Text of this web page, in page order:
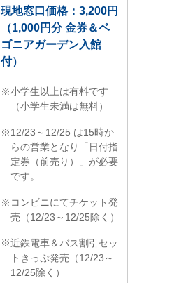
現地窓口価格：3,200円
（1,000円分 金券＆ベ
ゴニアガーデン入館
付）
小学生以上は有料です
（小学生未満は無料）
12/23～12/25 は15時か
らの営業となり「日付指
定券（前売り）」が必要
です。
コンビニにてチケット発
売（12/23～12/25除く）
近鉄電車＆バス割引セッ
トきっぷ発売（12/23～
12/25除く）